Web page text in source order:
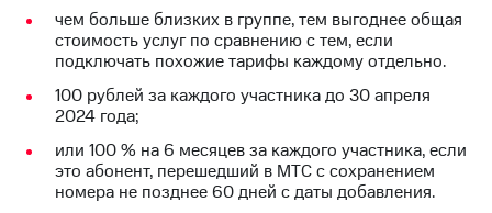
красивый
номер
Заменить
SIM-
карту
Перейти
на
ТВ и телефон
для дома
Личный
кабинет
спутникового
ТВ
Скачать
чем больше близких в группе, тем выгоднее общая
стоимость услуг по сравнению с тем, если
подключать похожие тарифы каждому отдельно.
100 рублей за каждого участника до 30 апреля
2024 года;
или 100 % на 6 месяцев за каждого участника, если
это абонент, перешедший в МТС с сохранением
номера не позднее 60 дней с даты добавления.